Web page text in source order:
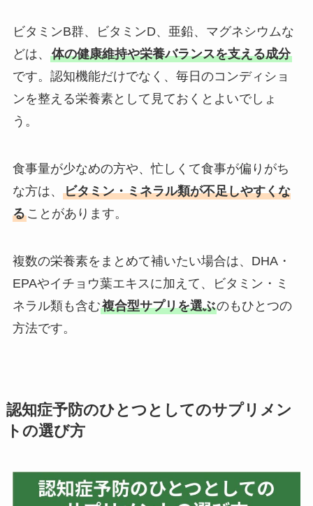
ビタミンB群、ビタミンD、亜鉛、マグネシウムな
どは、 体の健康維持や栄養バランスを支える成分
です。認知機能だけでなく、毎日のコンディショ
ンを整える栄養素として見ておくとよいでしょ
う。
食事量が少なめの方や、忙しくて食事が偏りがち
な方は、 ビタミン・ミネラル類が不足しやすくな
ることがあります。
複数の栄養素をまとめて補いたい場合は、DHA・
EPAやイチョウ葉エキスに加えて、ビタミン・ミ
ネラル類も含む複合型サプリを選ぶのもひとつの
方法です。
認知症予防のひとつとしてのサプリメン
トの選び方